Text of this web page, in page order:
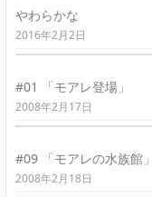
やわらかな
2016年2月2日
#01 「モアレ登場」
2008年2月17日
#09 「モアレの水族館」
2008年2月18日